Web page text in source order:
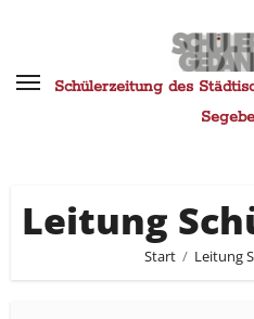
springenSchülerzeitung des
Leitung
Start Leitung